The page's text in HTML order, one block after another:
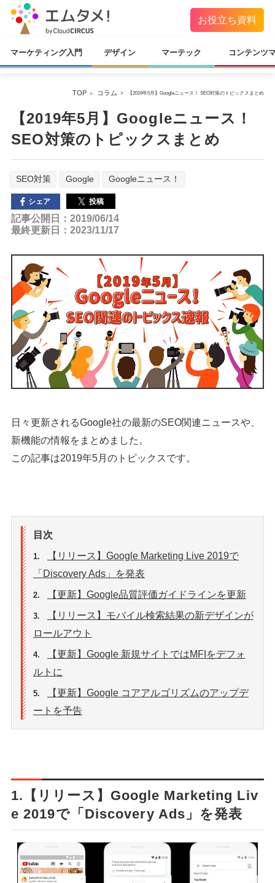
お役立ち資料
マーケティング入門 デザイン マーテック コンテンツ
TOP コラム 【2019年5月】Googleニュース！ SEO対策のトピックスまとめ
【2019年5月】Googleニュース！
SEO対策のトピックスまとめ
SEO対策 Google Googleニュース！
シェア 投稿
記事公開日：2019/06/14
最終更新日：2023/11/17
日々更新されるGoogle社の最新のSEO関連ニュースや、
新機能の情報をまとめました。
この記事は2019年5月のトピックスです。
目次
1.
【リリース】Google Marketing Live 2019で
「Discovery Ads」を発表
2. 【更新】Google品質評価ガイドラインを更新
3.
【リリース】モバイル検索結果の新デザインが
ロールアウト
4.
【更新】Google 新規サイトではMFIをデフォ
ルトに
5.
【更新】Google コアアルゴリズムのアップデ
ートを予告
1.【リリース】Google Marketing Liv
e 2019で「Discovery Ads」を発表